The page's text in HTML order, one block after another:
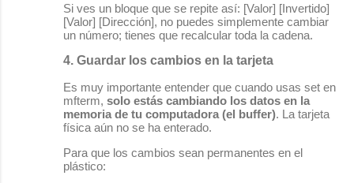
Si ves un bloque que se repite así: [Valor] [Invertido]
[Valor] [Dirección], no puedes simplemente cambiar
un número; tienes que recalcular toda la cadena.
4. Guardar los cambios en la tarjeta
Es muy importante entender que cuando usas set en
mfterm, solo estás cambiando los datos en la
memoria de tu computadora (el buffer). La tarjeta
física aún no se ha enterado.
Para que los cambios sean permanentes en el
plástico: